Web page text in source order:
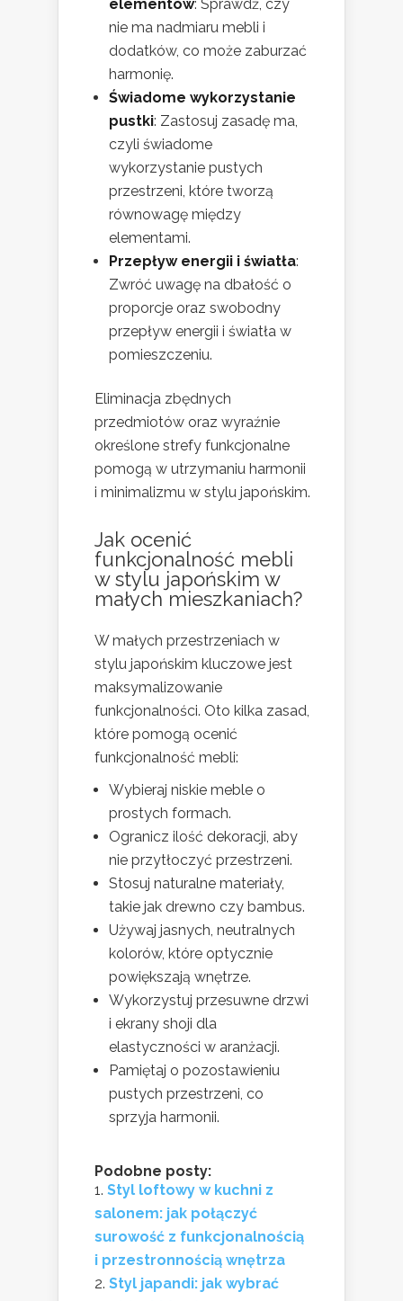
elementów: Sprawdź, czy
nie ma nadmiaru mebli i
dodatków, co może zaburzać
harmonię.
Świadome wykorzystanie
pustki: Zastosuj zasadę ma,
czyli świadome
wykorzystanie pustych
przestrzeni, które tworzą
równowagę między
elementami.
Przepływ energii i światła:
Zwróć uwagę na dbałość o
proporcje oraz swobodny
przepływ energii i światła w
pomieszczeniu.
Eliminacja zbędnych
przedmiotów oraz wyraźnie
określone strefy funkcjonalne
pomogą w utrzymaniu harmonii
i minimalizmu w stylu japońskim.
Jak ocenić
funkcjonalność mebli
w stylu japońskim w
małych mieszkaniach?
W małych przestrzeniach w
stylu japońskim kluczowe jest
maksymalizowanie
funkcjonalności. Oto kilka zasad,
które pomogą ocenić
funkcjonalność mebli:
Wybieraj niskie meble o
prostych formach.
Ogranicz ilość dekoracji, aby
nie przytłoczyć przestrzeni.
Stosuj naturalne materiały,
takie jak drewno czy bambus.
Używaj jasnych, neutralnych
kolorów, które optycznie
powiększają wnętrze.
Wykorzystuj przesuwne drzwi
i ekrany shoji dla
elastyczności w aranżacji.
Pamiętaj o pozostawieniu
pustych przestrzeni, co
sprzyja harmonii.
Podobne posty:
Styl loftowy w kuchni z
salonem: jak połączyć
surowość z funkcjonalnością
i przestronnością wnętrza
Styl japandi: jak wybrać